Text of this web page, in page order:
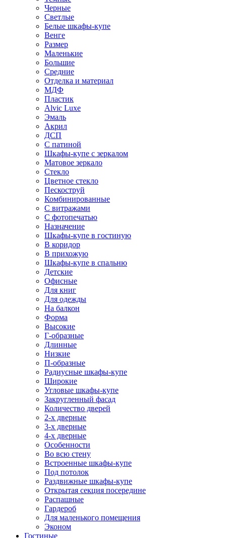
Черные
Светлые
Белые шкафы-купе
Венге
Размер
Маленькие
Большие
Средние
Отделка и материал
МДФ
Пластик
Alvic Luxe
Эмаль
Акрил
ДСП
С патиной
Шкафы-купе с зеркалом
Матовое зеркало
Стекло
Цветное стекло
Пескоструй
Комбинированные
С витражами
С фотопечатью
Назначение
Шкафы-купе в гостиную
В коридор
В прихожую
Шкафы-купе в спальню
Детские
Офисные
Для книг
Для одежды
На балкон
Форма
Высокие
Г-образные
Длинные
Низкие
П-образные
Радиусные шкафы-купе
Широкие
Угловые шкафы-купе
Закругленный фасад
Количество дверей
2-х дверные
3-х дверные
4-х дверные
Особенности
Во всю стену
Встроенные шкафы-купе
Под потолок
Раздвижные шкафы-купе
Открытая секция посередине
Распашные
Гардероб
Для маленького помещения
Эконом
Гостиные